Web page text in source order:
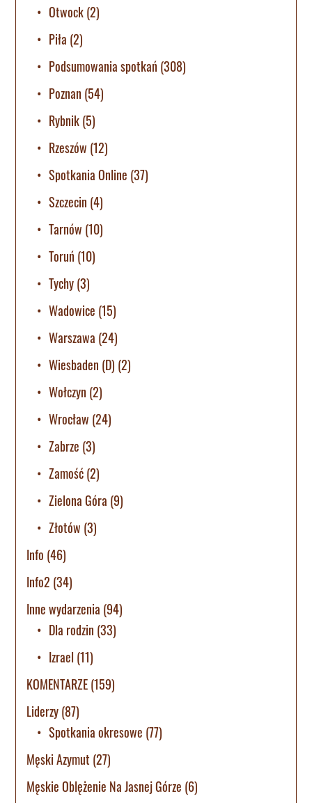
Otwock(2)
Piła (2)
Podsumowania spotkań (308)
Poznan (54)
Rybnik(5)
Rzeszów (12)
Spotkania Online (37)
Szczecin (4)
Tarnów (10)
Toruń (10)
Tychy(3)
Wadowice (15)
Warszawa (24)
Wiesbaden (D) (2)
Wołczyn (2)
Wrocław (24)
Zabrze (3)
Zamość(2)
Zielona Góra (9)
Złotów (3)
Info (46)
Info2 (34)
Inne wydarzenia (94)
Dla rodzin (33)
Izrael (11)
KOMENTARZE(159)
Liderzy(87)
Spotkania okresowe (77)
Męski Azymut (27)
Męskie Oblężenie Na Jasnej Górze (6)